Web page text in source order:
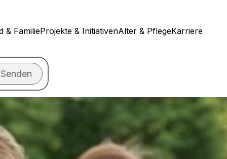
& FamilieProjekte & InitiativenAlter & PflegeKarriere
Senden